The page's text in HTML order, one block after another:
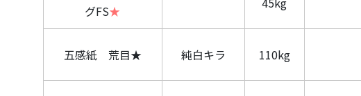
グFS★
五感紙 荒目★ 純白キラ 110kg